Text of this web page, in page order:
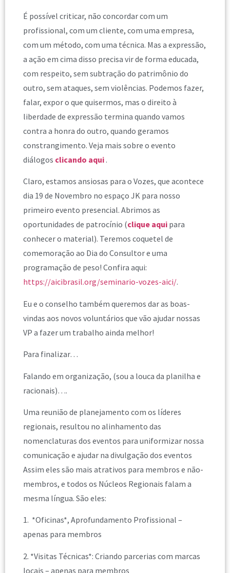
É possível criticar, não concordar com um
profissional, com um cliente, com uma empresa,
com um método, com uma técnica. Mas a expressão,
a ação em cima disso precisa vir de forma educada,
com respeito, sem subtração do patrimônio do
outro, sem ataques, sem violências. Podemos fazer,
falar, expor o que quisermos, mas o direito à
liberdade de expressão termina quando vamos
contra a honra do outro, quando geramos
constrangimento. Veja mais sobre o evento
diálogos clicando aqui .
Claro, estamos ansiosas para o Vozes, que acontece
dia 19 de Novembro no espaço JK para nosso
primeiro evento presencial. Abrimos as
oportunidades de patrocínio (clique aqui para
conhecer o material). Teremos coquetel de
comemoração ao Dia do Consultor e uma
programação de peso! Confira aqui:
https://aicibrasil.org/seminario-vozes-aici/.
Eu e o conselho também queremos dar as boas-
vindas aos novos voluntários que vão ajudar nossas
VP a fazer um trabalho ainda melhor!
Para finalizar…
Falando em organização, (sou a louca da planilha e
racionais)….
Uma reunião de planejamento com os líderes
regionais, resultou no alinhamento das
nomenclaturas dos eventos para uniformizar nossa
comunicação e ajudar na divulgação dos eventos
Assim eles são mais atrativos para membros e não-
membros, e todos os Núcleos Regionais falam a
mesma língua. São eles:
1. *Oficinas*, Aprofundamento Profissional –
apenas para membros
2. *Visitas Técnicas*: Criando parcerias com marcas
locais – apenas para membros